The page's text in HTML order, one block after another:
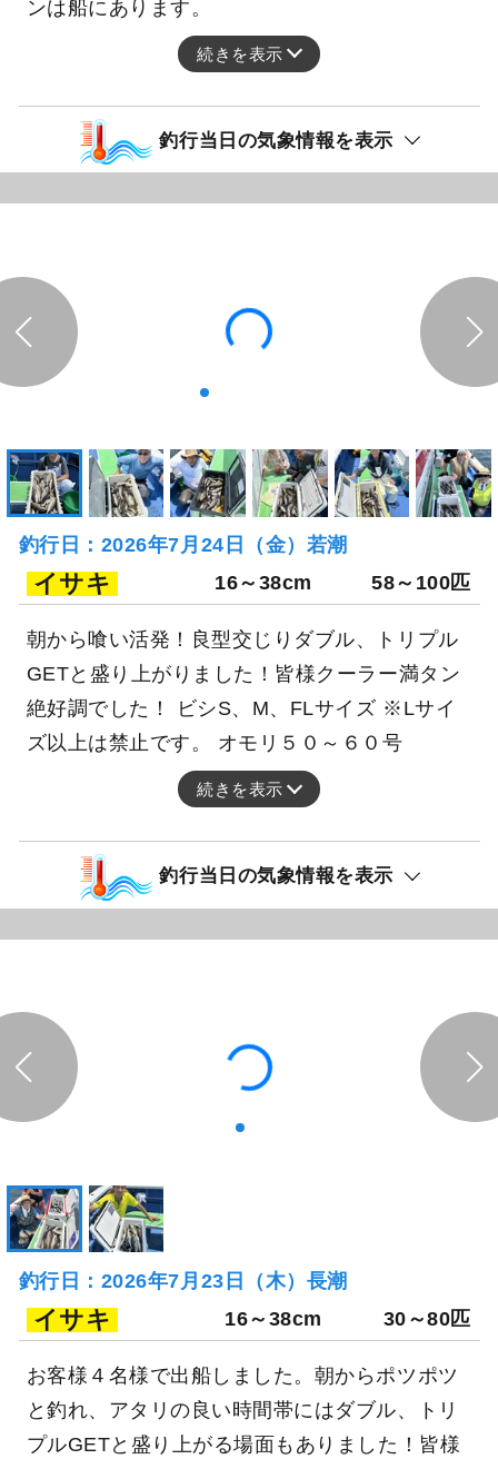
ンは船にあります。
続きを表示
釣行当日の気象情報を表示
釣行日：2026年7月24日（金）若潮
イサキ 16～38cm 58～100匹
朝から喰い活発！良型交じりダブル、トリプル
GETと盛り上がりました！皆様クーラー満タン
絶好調でした！ ビシS、M、FLサイズ ※Lサイ
ズ以上は禁止です。 オモリ５０～６０号
続きを表示
釣行当日の気象情報を表示
釣行日：2026年7月23日（木）長潮
イサキ 16～38cm 30～80匹
お客様４名様で出船しました。朝からポツポツ
と釣れ、アタリの良い時間帯にはダブル、トリ
プルGETと盛り上がる場面もありました！皆様